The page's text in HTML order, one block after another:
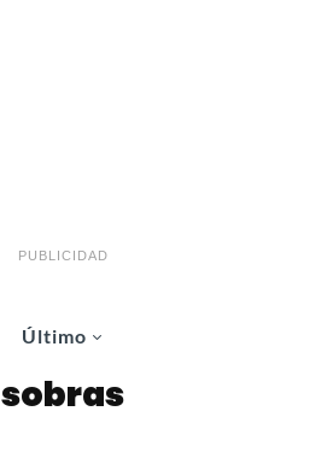
PUBLICIDAD
Último
sobras